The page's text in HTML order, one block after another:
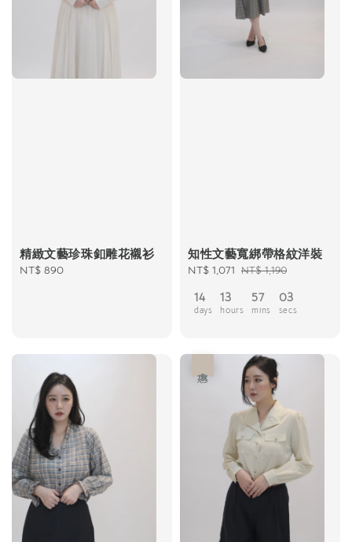
精緻文藝珍珠釦雕花襯衫
Regular
NT$ 890
知性文藝寬綁帶格紋洋裝
Sale
NT$ 1,071 Regular
NT$ 1,190
14
days
13
hours
57
mins
02
secs